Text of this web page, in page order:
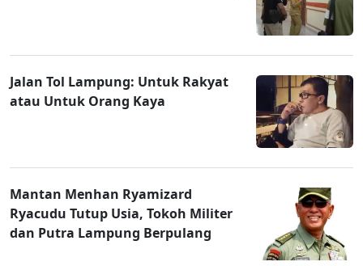
Jalan Tol Lampung: Untuk Rakyat
atau Untuk Orang Kaya
Mantan Menhan Ryamizard
Ryacudu Tutup Usia, Tokoh Militer
dan Putra Lampung Berpulang